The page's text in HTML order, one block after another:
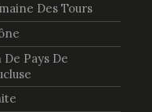
Des Tours
De Pays De